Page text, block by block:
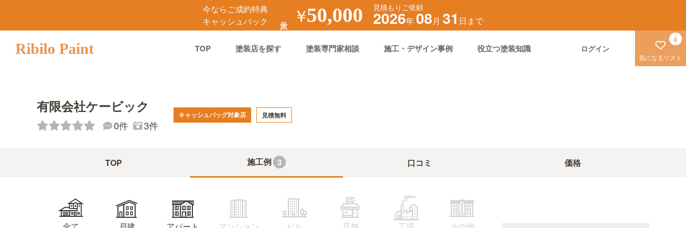
今ならご成約特典
キャッシュバック
￥50,000 見積もりご依頼
2026年08月 31 日まで
Ribilo Paint TOP 塗装店を探す 塗装専門家相談 施工・デザイン事例 役立つ塗装知識 ログイン
気になるリスト
0
有限会社ケービック
0件 3件
キャッシュバッグ対象店 見積無料
TOP 施工例 3 口コミ 価格